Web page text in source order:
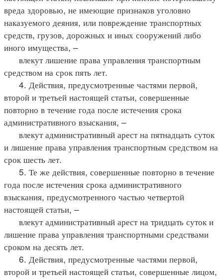
вреда здоровью, не имеющие признаков уголовно
наказуемого деяния, или повреждение транспортных
средств, грузов, дорожных и иных сооружений либо
иного имущества, –
влекут лишение права управления транспортным
средством на срок пять лет.
4. Действия, предусмотренные частями первой,
второй и третьей настоящей статьи, совершенные
повторно в течение года после истечения срока
административного взыскания, –
влекут административный арест на пятнадцать суток
и лишение права управления транспортным средством на
срок шесть лет.
5. Те же действия, совершенные повторно в течение
года после истечения срока административного
взыскания, предусмотренного частью четвертой
настоящей статьи, –
влекут административный арест на тридцать суток и
лишение права управления транспортными средствами
сроком на десять лет.
6. Действия, предусмотренные частями первой,
второй и третьей настоящей статьи, совершенные лицом,